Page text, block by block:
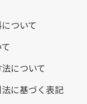
ついて
について
に基づく表記